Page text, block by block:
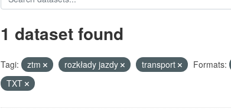
1 dataset found
Tagi: ztm rozkłady jazdy transport Formats:
TXT